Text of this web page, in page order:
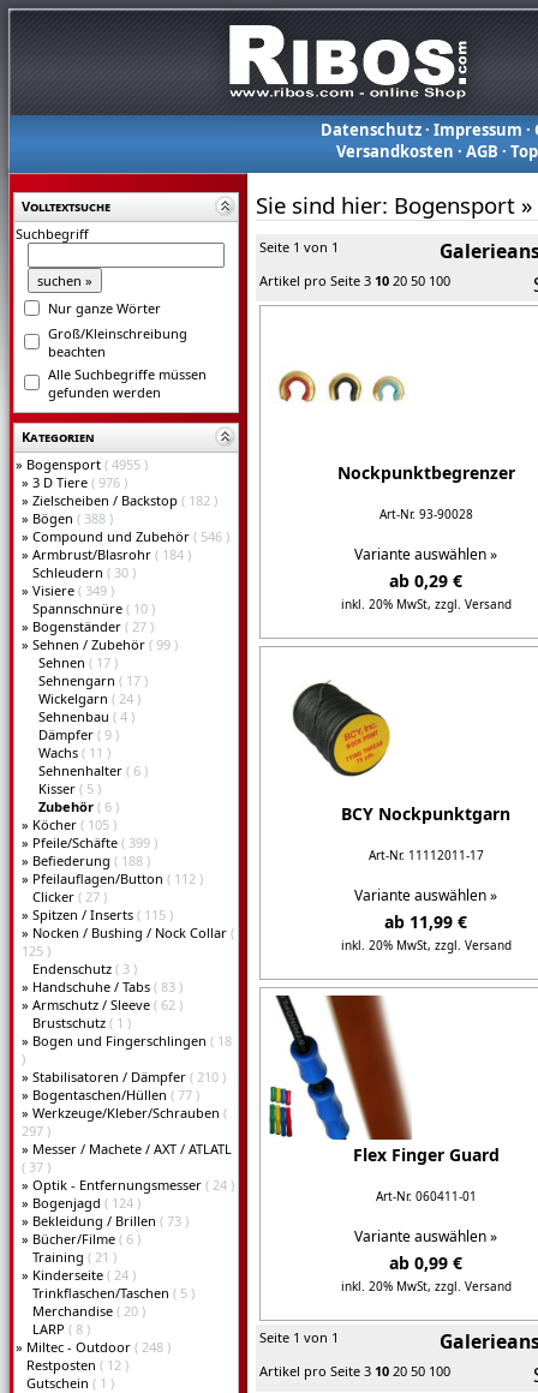
Datenschutz· Impressum ·
Versandkosten ·AGB ·
Volltextsuche
Suchbegriff
Nur ganze Wörter
Groß/Kleinschreibung
beachten
Alle Suchbegriffe müssen
gefunden werden
Kategorien
» Bogensport ( 4955 )
» 3 D Tiere ( 976 )
» Zielscheiben / Backstop ( 182 )
» Bögen ( 388 )
» Compound und Zubehör ( 546 )
» Armbrust/Blasrohr ( 184 )
Schleudern ( 30 )
» Visiere ( 349 )
Spannschnüre ( 10 )
» Bogenständer ( 27 )
» Sehnen / Zubehör ( 99 )
Sehnen ( 17 )
Sehnengarn ( 17 )
Wickelgarn ( 24 )
Sehnenbau ( 4 )
Dämpfer ( 9 )
Wachs ( 11 )
Sehnenhalter ( 6 )
Kisser ( 5 )
Zubehör ( 6 )
» Köcher ( 105 )
» Pfeile/Schäfte ( 399 )
» Befiederung ( 188 )
» Pfeilauflagen/Button ( 112 )
Clicker ( 27 )
» Spitzen / Inserts ( 115 )
» Nocken / Bushing / Nock Collar (
125 )
Endenschutz ( 3 )
» Handschuhe / Tabs ( 83 )
» Armschutz / Sleeve ( 62 )
Brustschutz ( 1 )
» Bogen und Fingerschlingen ( 18
)
» Stabilisatoren / Dämpfer ( 210 )
» Bogentaschen/Hüllen ( 77 )
» Werkzeuge/Kleber/Schrauben (
297 )
» Messer / Machete / AXT / ATLATL
( 37 )
» Optik - Entfernungsmesser ( 24 )
» Bogenjagd ( 124 )
» Bekleidung / Brillen ( 73 )
» Bücher/Filme ( 6 )
Training ( 21 )
» Kinderseite ( 24 )
Trinkflaschen/Taschen ( 5 )
Merchandise ( 20 )
LARP ( 8 )
» Miltec - Outdoor ( 248 )
Restposten ( 12 )
Gutschein ( 1 )
Sie sind hier: Bogensport »
Seite 1 von 1
Artikel pro Seite 3 10 20 50 100
Nockpunktbegrenzer
Art-Nr. 93-90028
Variante auswählen »
ab 0,29 €
inkl. 20% MwSt, zzgl. Versand
Details...
BCY Nockpunktgarn
Art-Nr. 11112011-17
Variante auswählen »
ab 11,99 €
inkl. 20% MwSt, zzgl. Versand
Details...
Flex Finger Guard
Art-Nr. 060411-01
Variante auswählen »
ab 0,99 €
inkl. 20% MwSt, zzgl. Versand
Details...
Seite 1 von 1
Artikel pro Seite 3 10 20 50 100